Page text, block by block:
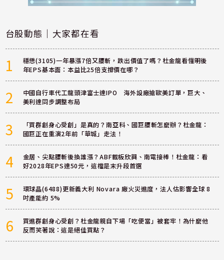
台股動態｜大家都在看
1
穩懋(3105)一年暴漲7倍又腰斬，跌出價值了嗎？杜金龍看懂明後
年EPS基本面：本益比25倍支撐價在哪？
2
中國自行車代工龍頭津富士達IPO 海外設廠搶歐美訂單，巨大、
美利達同步調整布局
3
「買群創身心受創」是真的？南亞科、國巨腰斬怎麼辦？杜金龍：
國巨正在重演2年前「華城」走法！
4
金居、尖點腰斬後換誰漲？ABF載板欣興、南電接棒！杜金龍：看
好2028年EPS達50元，這檔是末升段首選
5
環球晶(6488)更新義大利 Novara 廠火災進度，法人估影響全球 8
吋產能約 5%
6
買進群創身心受創？杜金龍親自下場「吃便當」被套牢！為什麼他
反而笑著說：這是絕佳買點？